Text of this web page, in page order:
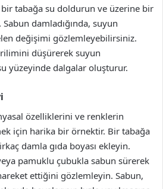
tabağa su doldurun ve üzerine bir
damladığında, suyun
değişimi gözlemleyebilirsiniz.
düşürerek suyun
su yüzeyinde dalgalar oluşturur.
özelliklerini ve renklerin
için harika bir örnektir. Bir tabağa
damla gıda boyası ekleyin.
pamuklu çubukla sabun sürerek
ettiğini gözlemleyin. Sabun,